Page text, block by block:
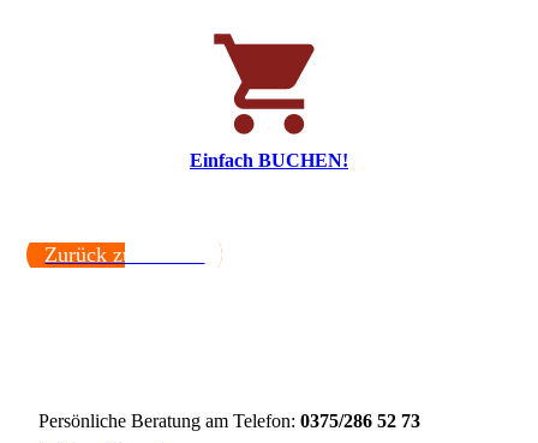
Einfach BUCHEN!
Zurück zu Events.
Persönliche Beratung am Telefon:0375/286 52 73